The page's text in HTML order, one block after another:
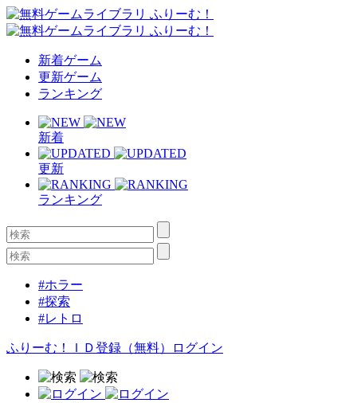
新着ゲーム
更新ゲーム
ランキング
新着
更新
ランキング
#ホラー
#探索
#レトロ
ふりーむ！ＩＤ登録（無料） ログイン